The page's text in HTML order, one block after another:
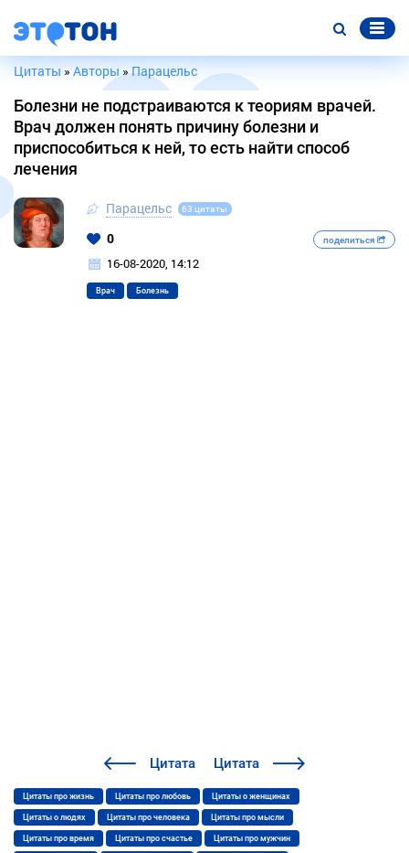
Цитаты » Авторы »Парацельс
Болезни не подстраиваются к теориям врачей.
Врач должен понять причину болезни и
приспособиться к ней, то есть найти способ
лечения
Парацельс 63 цитаты
0 поделиться
16-08-2020, 14:12
Врач Болезнь
Цитата Цитата
Цитаты про жизнь Цитаты про любовь Цитаты о женщинах
Цитаты о людях Цитаты про человека Цитаты про мысли
Цитаты про время Цитаты про счастье Цитаты про мужчин